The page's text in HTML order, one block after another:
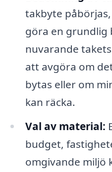
takbyte
göra en grundlig
nuvarande
att avgöra om
bytas eller om
kan räcka.
Val av material:
budget,
omgivande miljö